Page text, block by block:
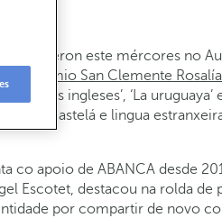
recolleron este mércores no
XXIV Premio San Clemente
dos ingleses’, ‘La uruguaya’
lingua castelá e lingua
co apoio de ABANCA desde
Escotet, destacou na rolda de
por compartir de novo